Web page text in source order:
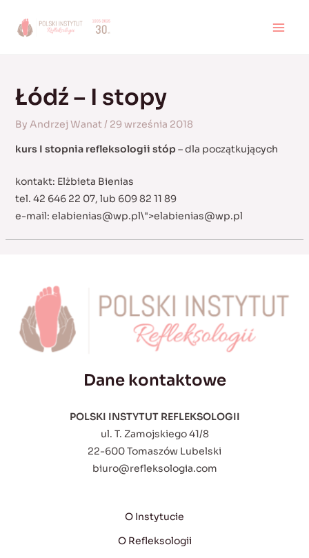
Łódź – I stopy
By Andrzej Wanat/ 29 września 2018
kurs I stopnia refleksologii stóp– dla początkujących
kontakt: Elżbieta Bienias
tel. 42 646 22 07, lub 609 82 11 89
e-mail: elabienias@wp.pl\">elabienias@wp.pl
Dane kontaktowe
POLSKI INSTYTUT REFLEKSOLOGII
ul. T. Zamojskiego 41/8
22-600 Tomaszów Lubelski
biuro@refleksologia.com
O Instytucie
O Refleksologii